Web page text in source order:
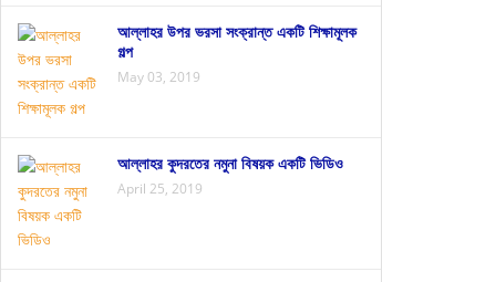
আল্লাহর উপর ভরসা সংক্রান্ত একটি শিক্ষামূলক
গল্প
May 03, 2019
আল্লাহর কুদরতের নমুনা বিষয়ক একটি ভিডিও
April 25, 2019